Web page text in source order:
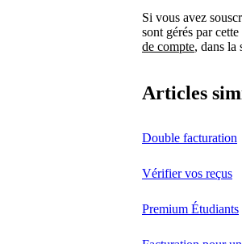
Si vous avez
sont gérés par
de compte, dans la
Articles
Double facturation
Vérifier vos reçus
Premium Étudiants